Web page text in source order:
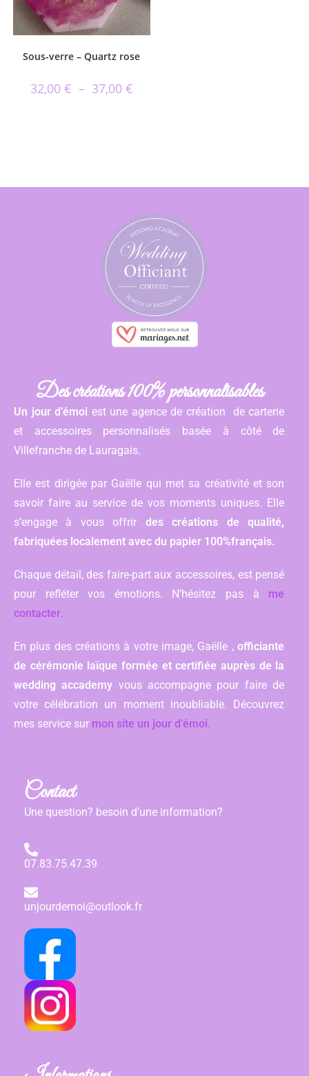
Sous-verre – Quartz rose
32,00 € – 37,00 €
Des créations 100% personnalisables
Un jour d’émoi est une agence de création de carterie
et accessoires personnalisés basée à côté de
Villefranche de Lauragais.
Elle est dirigée par Gaëlle qui met sa créativité et son
savoir faire au service de vos moments uniques. Elle
s’engage à vous offrir des créations de qualité,
fabriquées localement avec du papier 100%français.
Chaque détail, des faire-part aux accessoires, est pensé
pour refléter vos émotions. N’hésitez pas à me
contacter.
En plus des créations à votre image, Gaëlle ,officiante
de cérémonie laïque formée et certifiée auprès de la
wedding accademy vous accompagne pour faire de
votre célébration un moment inoubliable. Découvrez
mes service sur mon site un jour d’émoi.
Contact
Une question? besoin d’une information?
07.83.75.47.39
unjourdemoi@outlook.fr